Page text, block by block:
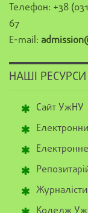
Телефон: +38
67
E-mail:
НАШІ РЕСУРСИ
Сайт УжНУ